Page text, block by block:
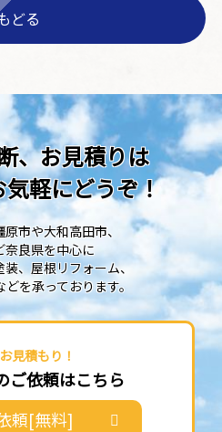
どる
、お見積りは
気軽にどうぞ！
市や大和高田市、
奈良県を中心に
装、屋根リフォーム、
を承っております。
見積もり！
ご依頼はこちら
頼[無料]